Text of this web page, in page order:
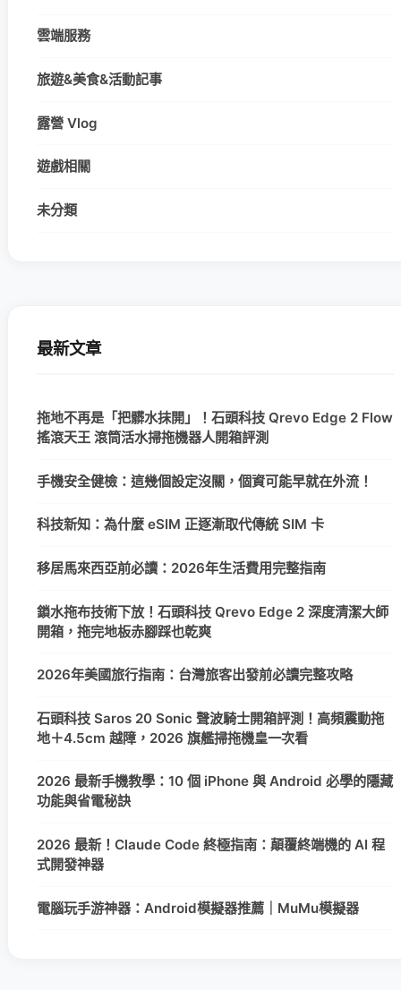
雲端服務
旅遊&美食&活動記事
露營 Vlog
遊戲相關
未分類
最新文章
拖地不再是「把髒水抹開」！石頭科技 Qrevo Edge 2 Flow
搖滾天王 滾筒活水掃拖機器人開箱評測
手機安全健檢：這幾個設定沒關，個資可能早就在外流！
科技新知：為什麼 eSIM 正逐漸取代傳統 SIM 卡
移居馬來西亞前必讀：2026年生活費用完整指南
鎖水拖布技術下放！石頭科技 Qrevo Edge 2 深度清潔大師
開箱，拖完地板赤腳踩也乾爽
2026年美國旅行指南：台灣旅客出發前必讀完整攻略
石頭科技 Saros 20 Sonic 聲波騎士開箱評測！高頻震動拖
地＋4.5cm 越障，2026 旗艦掃拖機皇一次看
2026 最新手機教學：10 個 iPhone 與 Android 必學的隱藏
功能與省電秘訣
2026 最新！Claude Code 終極指南：顛覆終端機的 AI 程
式開發神器
電腦玩手游神器：Android模擬器推薦｜MuMu模擬器